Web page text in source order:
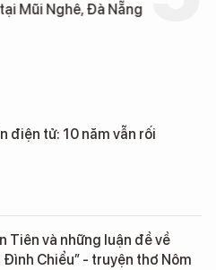
Mũi Nghê, Đà Nẵng
điện tử: 10 năm vẫn rối
Tiên và những luận đề về
Đình Chiểu” - truyện thơ Nôm